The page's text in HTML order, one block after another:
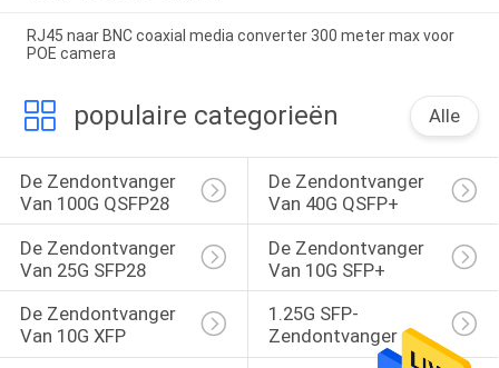
RJ45 naar BNC coaxial media converter 300 meter max voor
POE camera
populaire categorieën Alle
De Zendontvanger
Van 100G QSFP28
De Zendontvanger
Van 40G QSFP+
De Zendontvanger
Van 25G SFP28
De Zendontvanger
Van 10G SFP+
De Zendontvanger
Van 10G XFP
1.25G SFP-
Zendontvanger